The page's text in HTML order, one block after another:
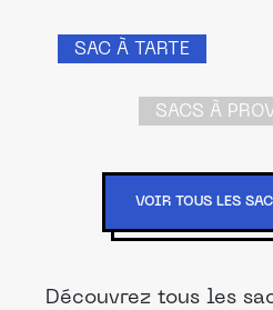
SAC À TARTE
SACS À
VOIR TOUS LES
Découvrez tous les